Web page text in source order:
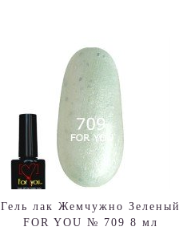
Гель лак Жемчужно Зеленый
FOR YOU № 709 8 мл